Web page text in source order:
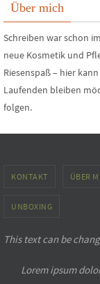
Über mich
Schreiben war schon
neue Kosmetik und
Riesenspaß – hier
Laufenden bleiben
folgen.
KONTAKT ÜBER
UNBOXING
This text can be
Lorem ipsum